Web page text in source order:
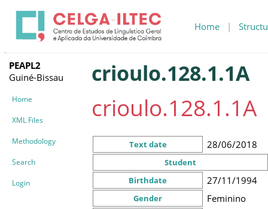
Home |
PEAPL2
Guiné-Bissau
Home
XML Files
Methodology
Search
Login
crioulo.128.1.1A
crioulo.128.1.1A
Text date 28/06/2018
Student
Birthdate
27/11/1994
Gender Feminino